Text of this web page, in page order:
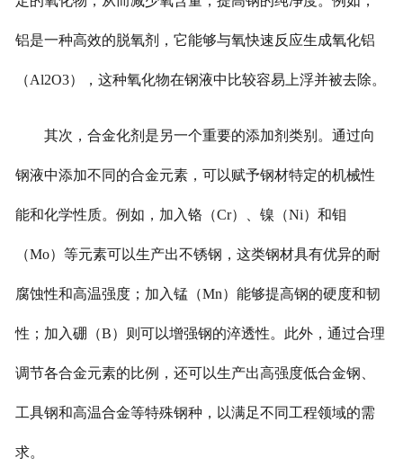
铝是一种高效的脱氧剂，它能够与氧快速反应生成氧化铝
（Al2O3），这种氧化物在钢液中比较容易上浮并被去除。
其次，合金化剂是另一个重要的添加剂类别。通过向
钢液中添加不同的合金元素，可以赋予钢材特定的机械性
能和化学性质。例如，加入铬（Cr）、镍（Ni）和钼
（Mo）等元素可以生产出不锈钢，这类钢材具有优异的耐
腐蚀性和高温强度；加入锰（Mn）能够提高钢的硬度和韧
性；加入硼（B）则可以增强钢的淬透性。此外，通过合理
调节各合金元素的比例，还可以生产出高强度低合金钢、
工具钢和高温合金等特殊钢种，以满足不同工程领域的需
求。